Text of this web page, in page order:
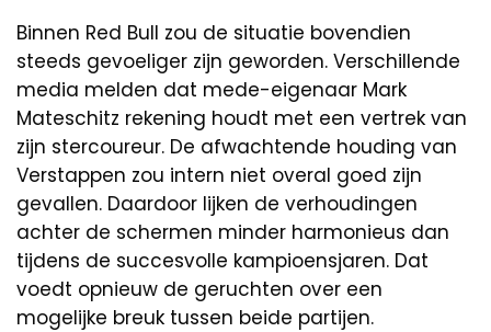
Binnen Red Bull zou de situatie bovendien
steeds gevoeliger zijn geworden. Verschillende
media melden dat mede-eigenaar Mark
Mateschitz rekening houdt met een vertrek van
zijn stercoureur. De afwachtende houding van
Verstappen zou intern niet overal goed zijn
gevallen. Daardoor lijken de verhoudingen
achter de schermen minder harmonieus dan
tijdens de succesvolle kampioensjaren. Dat
voedt opnieuw de geruchten over een
mogelijke breuk tussen beide partijen.